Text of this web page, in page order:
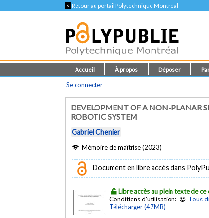
< Retour au portail Polytechnique Montréal
Accueil À propos Déposer
Se connecter
DEVELOPMENT OF A NON-PLANAR
ROBOTIC SYSTEM
Gabriel Chenier
Mémoire de maîtrise (2023)
Document en libre accès dans
Libre accès au plein texte de ce
Conditions d'utilisation:
Tous
Télécharger (47MB)